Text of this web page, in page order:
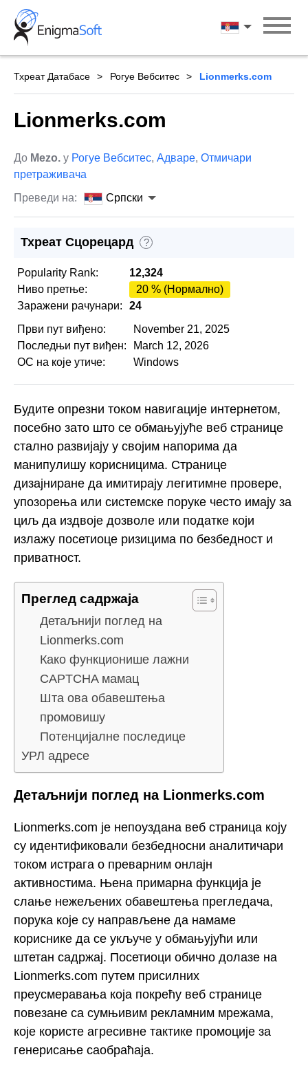
Skip
content
Српски
Тхреат Датабасе Рогуе Вебситес Lionmerks.com
Lionmerks.com
До Mezo. у Рогуе Вебситес, Адваре, Отмичари
претраживача
Преведи на:
Српски
Тхреат Сцорецард ?
Popularity Rank:
12,324
Ниво претње:
20 % (Нормално)
Заражени рачунари:
24
Први пут виђено:
November 21, 2025
Последњи пут виђен:
March 12, 2026
ОС на које утиче:
Windows
Будите опрезни током навигације интернетом,
посебно зато што се обмањујуће веб странице
стално развијају у својим напорима да
манипулишу корисницима. Странице
дизајниране да имитирају легитимне провере,
упозорења или системске поруке често имају за
циљ да издвоје дозволе или податке који
излажу посетиоце ризицима по безбедност и
приватност.
Преглед садржаја
Детаљнији поглед на
Lionmerks.com
Како функционише лажни
CAPTCHA мамац
Шта ова обавештења
промовишу
Потенцијалне последице
УРЛ адресе
Детаљнији поглед на Lionmerks.com
Lionmerks.com је непоуздана веб страница коју
су идентификовали безбедносни аналитичари
током истрага о преварним онлајн
активностима. Њена примарна функција је
слање нежељених обавештења прегледача,
порука које су направљене да намаме
кориснике да се укључе у обмањујући или
штетан садржај. Посетиоци обично долазе на
Lionmerks.com путем присилних
преусмеравања која покрећу веб странице
повезане са сумњивим рекламним мрежама,
које користе агресивне тактике промоције за
генерисање саобраћаја.